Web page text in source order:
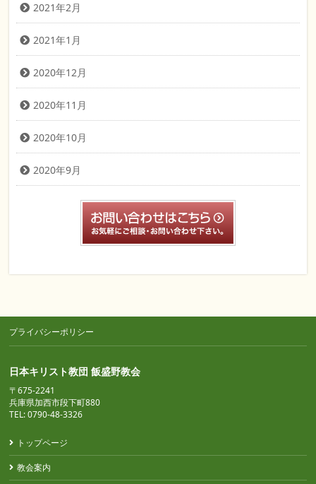
2021年2月
2021年1月
2020年12月
2020年11月
2020年10月
2020年9月
プライバシーポリシー
日本キリスト教団 飯盛野教会
〒675-2241
兵庫県加西市段下町880
TEL: 0790-48-3326
トップページ
教会案内